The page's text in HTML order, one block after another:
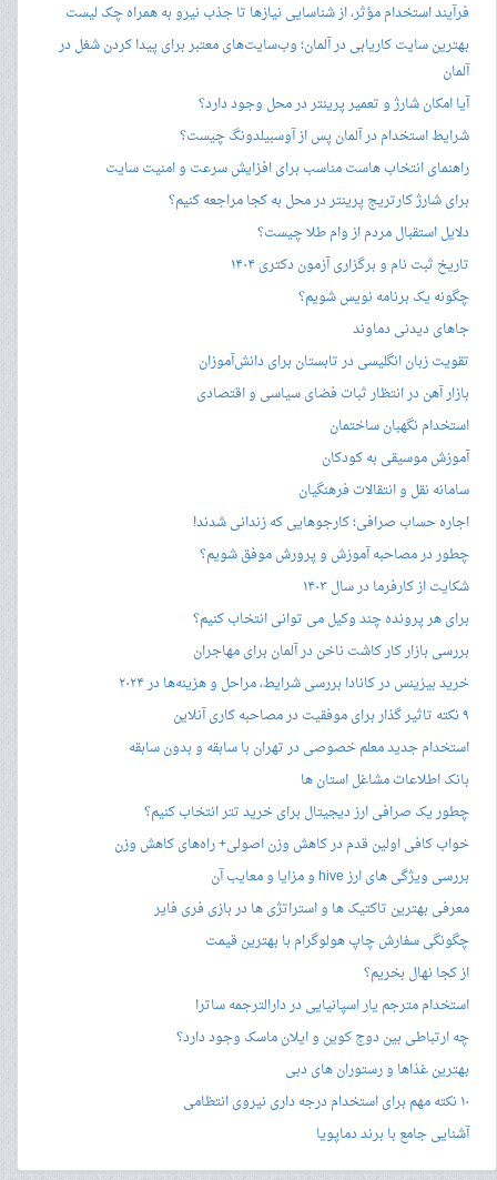
فرآیند استخدام مؤثر، از شناسایی نیازها تا جذب نیرو به همراه چک لیست
بهترین سایت کاریابی در آلمان؛ وب‌سایت‌های معتبر برای پیدا کردن شغل در
آلمان
آیا امکان شارژ و تعمیر پرینتر در محل وجود دارد؟
شرایط استخدام در آلمان پس از آوسبیلدونگ چیست؟
راهنمای انتخاب هاست مناسب برای افزایش سرعت و امنیت سایت
برای شارژ کارتریج پرینتر در محل به کجا مراجعه کنیم؟
دلایل استقبال مردم از وام طلا چیست؟
تاریخ ثبت نام و برگزاری آزمون دکتری ۱۴۰۴
چگونه یک برنامه نویس شویم؟
جاهای دیدنی دماوند
تقویت زبان انگلیسی در تابستان برای دانش‌آموزان
بازار آهن در انتظار ثبات فضای سیاسی و اقتصادی
استخدام نگهبان ساختمان
آموزش موسیقی به کودکان
سامانه نقل و انتقالات فرهنگیان
اجاره حساب صرافی؛ کارجوهایی که زندانی شدند!
چطور در مصاحبه‌ آموزش و پرورش موفق شویم؟
شکایت از کارفرما در سال ۱۴۰۳
برای هر پرونده چند وکیل می توانی انتخاب کنیم؟
بررسی بازار کار کاشت ناخن در آلمان برای مهاجران
خرید بیزینس در کانادا بررسی شرایط، مراحل و هزینه‌ها در ۲۰۲۴
۹ نکته تاثیر گذار برای موفقیت در مصاحبه کاری آنلاین
استخدام جدید معلم خصوصی در تهران با سابقه و بدون سابقه
بانک اطلاعات مشاغل استان ها
چطور یک صرافی ارز دیجیتال برای خرید تتر انتخاب کنیم؟
خواب کافی اولین قدم در کاهش وزن اصولی+ راه‌های کاهش وزن
بررسی ویژگی های ارز hive و مزایا و معایب آن
معرفی بهترین تاکتیک ها و استراتژی ها در بازی فری فایر
چگونگی سفارش چاپ هولوگرام با بهترین قیمت
از کجا نهال بخریم؟
استخدام مترجم یار اسپانیایی در دارالترجمه ساترا
چه ارتباطی بین دوج کوین و ایلان ماسک وجود دارد؟
بهترین غذاها و رستوران های دبی
۱۰ نکته مهم برای استخدام درجه داری نیروی انتظامی
آشنایی جامع با برند دماپویا